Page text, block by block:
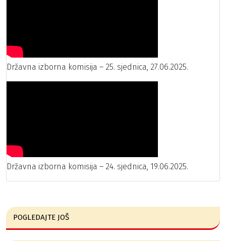
Državna izborna komisija – 25. sjednica, 27.06.2025.
Državna izborna komisija – 24. sjednica, 19.06.2025.
POGLEDAJTE JOŠ